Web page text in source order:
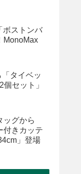
ボストンバ
MonoMax
タイベッ
セット」
ッグから
付きカッテ
」登場